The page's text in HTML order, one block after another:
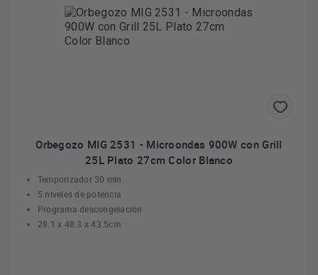
Orbegozo MIG 2531 - Microondas 900W con Grill
25L Plato 27cm Color Blanco
Temporizador 30 min.
5 niveles de potencia
Programa descongelación
28.1 x 48.3 x 43.5cm